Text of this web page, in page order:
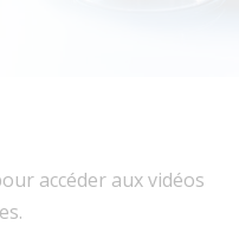
accéder aux vidéos